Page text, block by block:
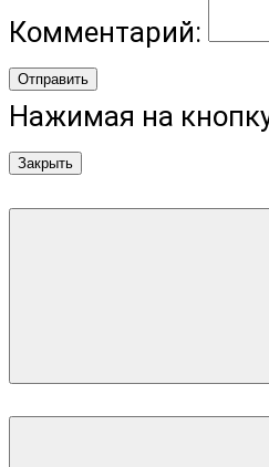
Комментарий:
Отправить
Нажимая на
Закрыть